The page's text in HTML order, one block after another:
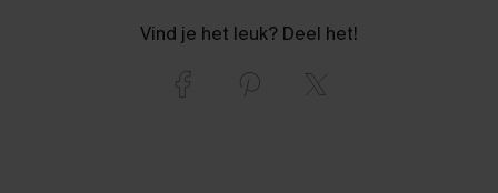
Vind je het leuk? Deel het!